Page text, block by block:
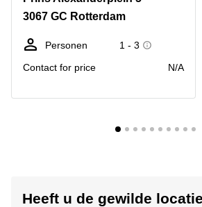
3067 GC Rotterdam
Personen
1 - 3
Contact for price
N/A
Heeft u de gewilde